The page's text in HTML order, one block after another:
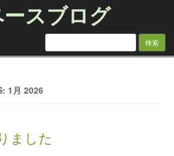
スブログ
検索:
1月 2026
ました